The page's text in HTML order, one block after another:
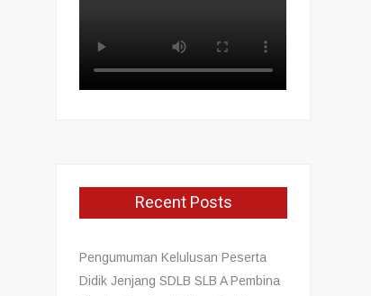
Recent Posts
Pengumuman Kelulusan Peserta
Didik Jenjang SDLB SLB A Pembina